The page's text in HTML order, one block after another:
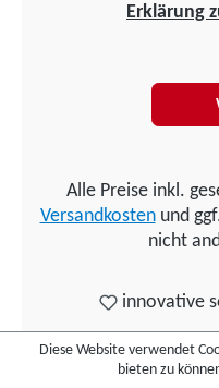
Erklärung
Alle Preise inkl.
Versandkostenund
nicht
innovative
Diese Website verwendet
bieten zu